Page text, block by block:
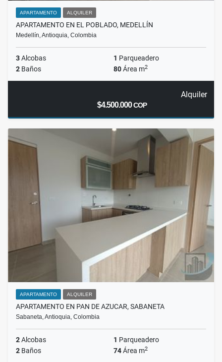
APARTAMENTO ALQUILER
APARTAMENTO EN EL POBLADO, MEDELLÍN
Medellín, Antioquia, Colombia
3Alcobas 1 Parqueadero
2 Baños 80Área m2
Alquiler
$4.500.000COP
APARTAMENTO ALQUILER
APARTAMENTO EN PAN DE AZUCAR, SABANETA
Sabaneta, Antioquia, Colombia
2Alcobas 1 Parqueadero
2 Baños 74Área m2